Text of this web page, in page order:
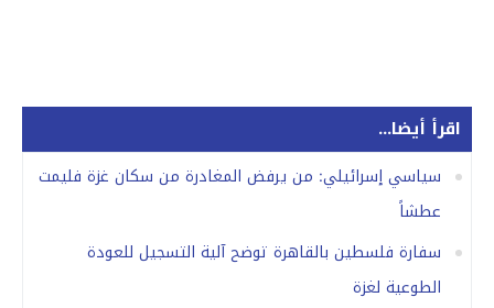
اقرأ أيضا...
سياسي إسرائيلي: من يرفض المغادرة من سكان غزة فليمت
عطشاً
سفارة فلسطين بالقاهرة توضح آلية التسجيل للعودة
الطوعية لغزة